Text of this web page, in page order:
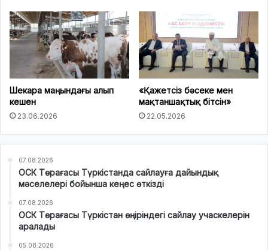
Шекара маңындағы алып
кешен
23.06.2026
«Қажетсіз бәсеке мен
мақтаншақтық бітсін»
22.05.2026
07.08.2026
ОСК Төрағасы Түркістанда сайлауға дайындық
мәселелері бойынша кеңес өткізді
07.08.2026
ОСК Төрағасы Түркістан өңіріндегі сайлау учаскелерін
аралады
05.08.2026